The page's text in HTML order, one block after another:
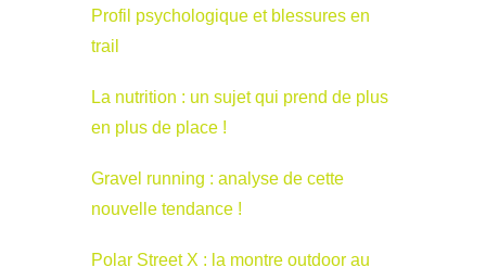
Profil psychologique et blessures en
trail
La nutrition : un sujet qui prend de plus
en plus de place !
Gravel running : analyse de cette
nouvelle tendance !
Polar Street X : la montre outdoor au